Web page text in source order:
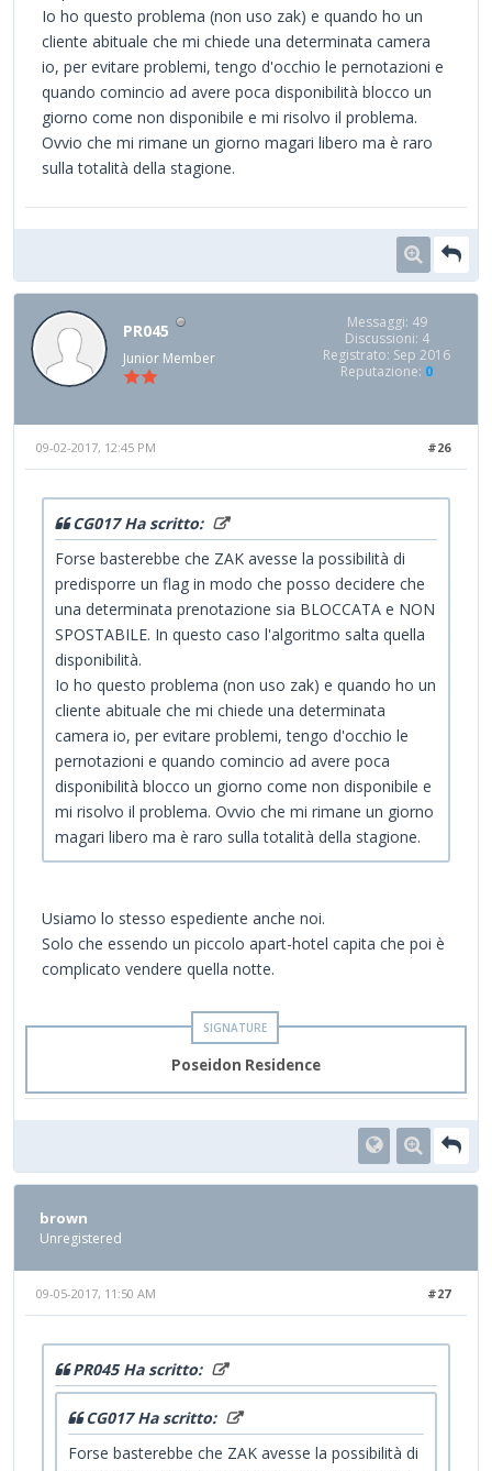
Io ho questo problema (non uso zak) e quando ho un
cliente abituale che mi chiede una determinata camera
io, per evitare problemi, tengo d'occhio le pernotazioni e
quando comincio ad avere poca disponibilità blocco un
giorno come non disponibile e mi risolvo il problema.
Ovvio che mi rimane un giorno magari libero ma è raro
sulla totalità della stagione.
PR045
Junior Member
Messaggi: 49
Discussioni: 4
Registrato: Sep 2016
Reputazione: 0
#26
09-02-2017, 12:45 PM
CG017 Ha scritto:
Forse basterebbe che ZAK avesse la possibilità di
predisporre un flag in modo che posso decidere che
una determinata prenotazione sia BLOCCATA e NON
SPOSTABILE. In questo caso l'algoritmo salta quella
disponibilità.
Io ho questo problema (non uso zak) e quando ho un
cliente abituale che mi chiede una determinata
camera io, per evitare problemi, tengo d'occhio le
pernotazioni e quando comincio ad avere poca
disponibilità blocco un giorno come non disponibile e
mi risolvo il problema. Ovvio che mi rimane un giorno
magari libero ma è raro sulla totalità della stagione.
Usiamo lo stesso espediente anche noi.
Solo che essendo un piccolo apart-hotel capita che poi è
complicato vendere quella notte.
Poseidon Residence
brown
Unregistered
#27
09-05-2017, 11:50 AM
PR045 Ha scritto:
CG017 Ha scritto:
Forse basterebbe che ZAK avesse la possibilità di